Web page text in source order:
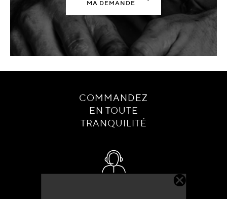
MA DEMANDE
COMMANDEZ
EN TOUTE
TRANQUILITÉ